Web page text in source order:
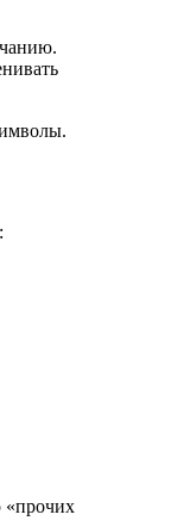
«прочих